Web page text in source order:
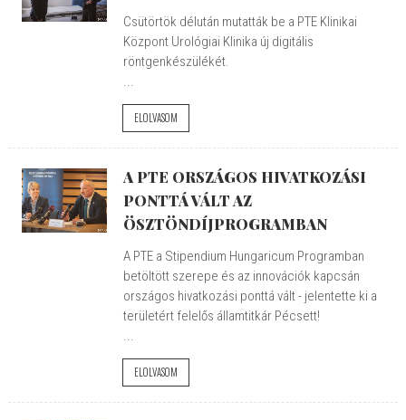
Csütörtök délután mutatták be a PTE Klinikai
Központ Urológiai Klinika új digitális
röntgenkészülékét.
...
ELOLVASOM
A PTE ORSZÁGOS HIVATKOZÁSI
PONTTÁ VÁLT AZ
ÖSZTÖNDÍJPROGRAMBAN
A PTE a Stipendium Hungaricum Programban
betöltött szerepe és az innovációk kapcsán
országos hivatkozási ponttá vált - jelentette ki a
területért felelős államtitkár Pécsett!
...
ELOLVASOM